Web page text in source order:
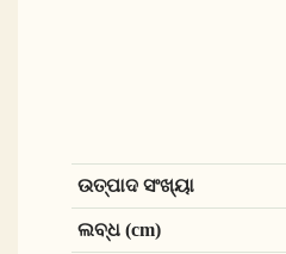
ଉତ୍ପାଦ ସଂଖ୍ୟା
ଲବ୍ଧ (cm)